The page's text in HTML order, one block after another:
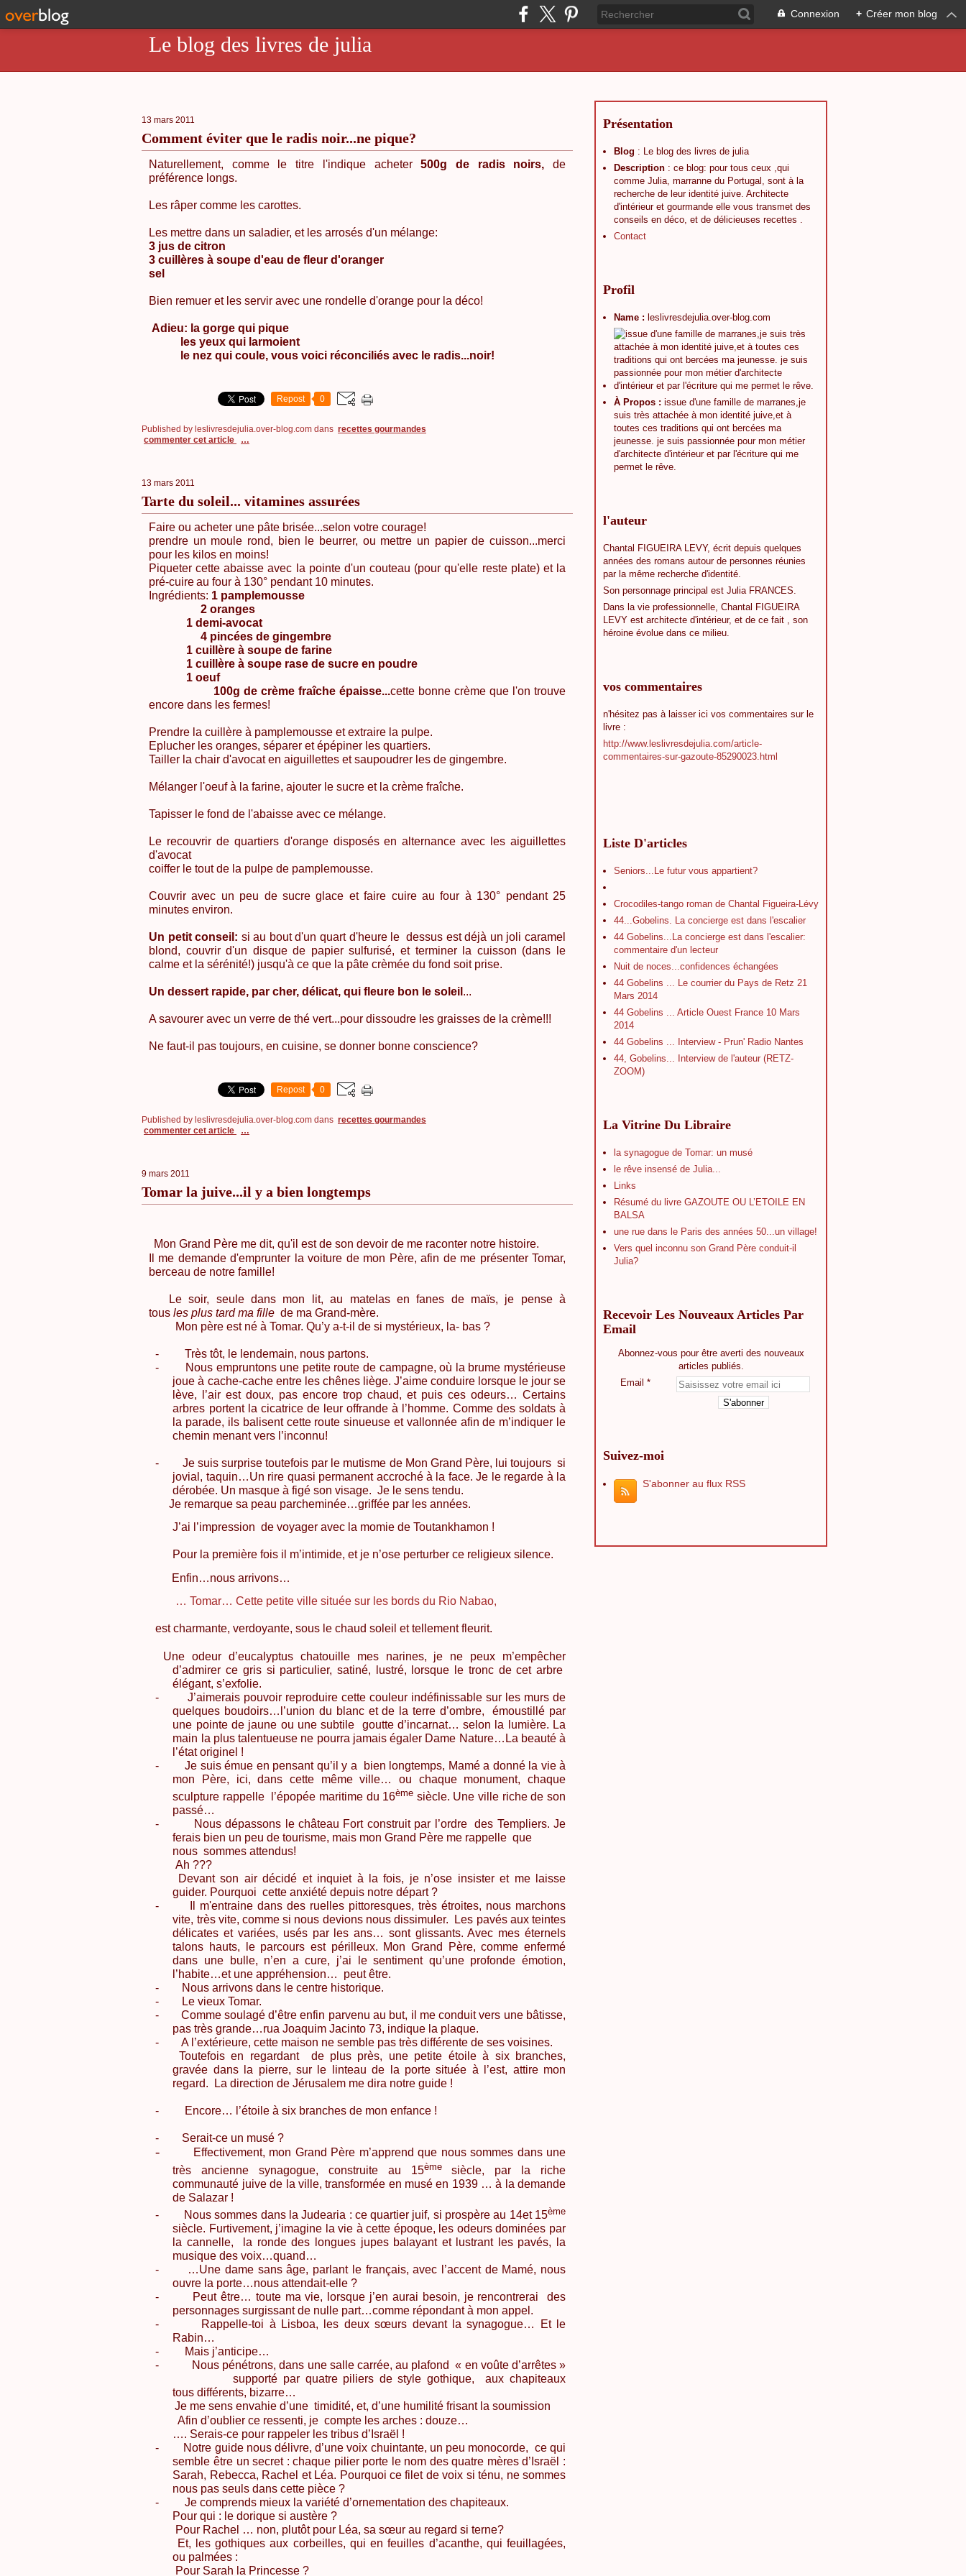
Connexion + Créer mon blog
Le blog des livres de julia
13 mars 2011
Comment éviter que le radis noir...ne pique?
Naturellement, comme le titre l'indique acheter500g de radis noirs, de
préférence longs.
Les râper comme les carottes.
Les mettre dans un saladier, et les arrosés d'un mélange:
3 jus de citron
3 cuillères à soupe d'eau de fleur d'oranger
sel
Bien remuer et les servir avec une rondelle d'orange pour la déco!
Adieu: la gorge qui pique
les yeux qui larmoient
le nez qui coule, vous voici réconciliés avec le radis...noir!
Repost 0
Published by leslivresdejulia.over-blog.com dans recettes gourmandes
commenter cet article
…
13 mars 2011
Tarte du soleil... vitamines assurées
Faire ou acheter une pâte brisée...selon votre courage!
prendre un moule rond, bien le beurrer, ou mettre un papier de cuisson...merci
pour les kilos en moins!
Piqueter cette abaisse avec la pointe d'un couteau (pour qu'elle reste plate) et la
pré-cuireau four à 130° pendant 10 minutes.
Ingrédients: 1 pamplemousse
2 oranges
1 demi-avocat
4 pincées de gingembre
1 cuillère à soupe de farine
1 cuillère à soupe rase de sucre en poudre
1 oeuf
100g de crème fraîche épaisse...cette bonne crème que l'on trouve
encore dans les fermes!
Prendre la cuillère à pamplemousse et extraire la pulpe.
Eplucher les oranges, séparer et épépiner les quartiers.
Tailler la chair d'avocat en aiguillettes et saupoudrer les de gingembre.
Mélanger l'oeuf à la farine, ajouter le sucre et la crème fraîche.
Tapisser le fond de l'abaisse avec ce mélange.
Le recouvrir de quartiers d'orange disposés en alternance avec les aiguillettes
d'avocat
coiffer le tout de la pulpe de pamplemousse.
Couvrir avec un peu de sucre glace et faire cuire au four à 130° pendant 25
minutes environ.
Un petit conseil: si au bout d'un quart d'heure le dessus est déjà un joli caramel
blond, couvrir d'un disque de papier sulfurisé, et terminer la cuisson (dans le
calme et la sérénité!) jusqu'à ce que la pâte crèmée du fond soit prise.
Un dessert rapide, par cher, délicat, qui fleure bon le soleil ...
A savourer avec un verre de thé vert...pour dissoudre les graisses de la crème!!!
Ne faut-il pas toujours, en cuisine, se donner bonne conscience?
Repost 0
Published by leslivresdejulia.over-blog.com dans recettes gourmandes
commenter cet article
…
9 mars 2011
Tomar la juive...il y a bien longtemps
Mon Grand Père me dit, qu'il est de son devoir de me raconter notre histoire.
Il me demande d'emprunter la voiture de mon Père, afin de me présenter Tomar,
berceau de notre famille!
Le soir, seule dans mon lit, au matelas en fanes de maïs, je pense à
tous les plus tard ma fille de ma Grand-mère.
Mon père est né àTomar. Qu’y a-t-il de si mystérieux, la- bas ?
-
Très tôt, le lendemain, nous partons.
-
Nous empruntons une petite route de campagne, où la brume mystérieuse
joue à cache-cache entre les chênes liège. J’aime conduire lorsque le jour se
lève, l’air est doux, pas encore trop chaud, et puis ces odeurs… Certains
arbres portent la cicatrice de leur offrande à l’homme. Comme des soldats à
la parade, ils balisent cette route sinueuse et vallonnée afin de m’indiquer le
chemin menant vers l’inconnu!
- Je suis surprise toutefois par le mutisme de Mon Grand Père, lui toujours si
jovial, taquin…Un rire quasi permanent accroché à la face. Je le regarde à la
dérobée. Un masque à figé son visage. Je le sens tendu.
Je remarque sa peau parcheminée…griffée par les années.
J’ai l’impression de voyager avec la momie de Toutankhamon !
Pour la première fois il m’intimide, et je n’ose perturber ce religieux silence.
Enfin…nous arrivons…
… Tomar… Cette petite ville située sur les bords du Rio Nabao,
est charmante, verdoyante, sous le chaud soleil et tellement fleurit.
Une odeur d’eucalyptus chatouille mes narines, je ne peux m’empêcher
d’admirer ce gris si particulier, satiné, lustré, lorsque le tronc de cet arbre
élégant, s’exfolie.
-
J’aimerais pouvoir reproduire cette couleur indéfinissable sur les murs de
quelques boudoirs…l’union du blanc et de la terre d’ombre,
émoustillé par
une pointe de jaune ou une subtile
goutte d’incarnat… selon la lumière. La
main la plus talentueuse ne pourra jamais égaler Dame Nature…La beauté à
l’état originel !
-
Je suis émue en pensant qu’il y a bien longtemps, Maméa donné la vie à
mon Père, ici, dans cette même ville… ou chaque monument, chaque
sculpture rappelle l’épopée maritime du 16ème siècle. Une ville riche de son
passé…
-
Nous dépassons le château Fort construit par l’ordre
des Templiers. Je
ferais bien un peu de tourisme, mais mon Grand Père me rappelle que
nous sommes attendus!
Ah ???
Devant son air décidé et inquiet à la fois, je n’ose insister et me laisse
guider. Pourquoi cette anxiété depuis notre départ ?
-
m'entrainedans des ruelles pittoresques, très étroites, nous marchons
vite, très vite, comme si nous devions nous dissimuler.
Les pavés aux teintes
délicates et variées, usés par les ans… sont glissants. Avec mes éternels
talons hauts, le parcours est périlleux. Mon Grand Père, comme enfermé
dans une bulle, n’en a cure, j’ai le sentiment qu’une profonde émotion,
l’habite…et une appréhension…
peut être.
-
Nous arrivons dans le centre historique.
-
Le vieuxTomar.
- Comme soulagé d’être enfin parvenu au but, il me conduit vers une bâtisse,
pas très grande…ruaJoaquim Jacinto 73, indique la plaque.
-
A l’extérieure, cette maison ne semble pas très différente de ses voisines.
Toutefois en regardant
de plus près, une petite étoile à six branches,
gravée dans la pierre, sur le linteau de la porte située à l’est, attire mon
regard.
La direction deJérusalem me dira notre guide !
- Encore… l’étoile à six branches de mon enfance !
- Serait-ce un musé ?
-
Effectivement, mon Grand Père m’apprend que nous sommes dans une
très ancienne synagogue, construite au 15èmesiècle, par la riche
communauté juive de la ville, transformée en musé en 1939 … à la demande
de Salazar !
-
Nous sommes dans la Judearia : ce quartier juif, si prospère au 14et 15ème
siècle. Furtivement, j’imagine la vie à cette époque, les odeurs dominées par
la cannelle,
la ronde des longues jupes balayant et lustrant les pavés, la
musique des voix…quand…
- …Une dame sans âge, parlant le français, avec l’accent de Mamé, nous
ouvre la porte…nous attendait-elle ?
-
Peut être… toute ma vie, lorsque j’en aurai besoin, je rencontrerai
des
personnages surgissant de nulle part…comme répondant à mon appel.
-
Rappelle-toi à Lisboa, les deux sœurs devant la synagogue… Et le
Rabin…
-
Mais j’anticipe…
-
Nous pénétrons, dans une salle carrée, au plafond
« en voûte d’arrêtes »
supporté par quatre piliers de style gothique,
aux chapiteaux
tous différents, bizarre…
Je me sens envahie d’une timidité, et, d’une humilité frisant la soumission
Afin d’oublier ce ressenti, je compte les arches : douze…
…. Serais-ce pour rappeler les tribus d’Israël !
-
Notre guide nous délivre, d’une voix chuintante, un peu monocorde, ce qui
semble être un secret : chaque pilier porte le nom des quatre mèresd’Israël :
Sarah, Rebecca, Rachel et Léa. Pourquoi ce filet de voix si ténu, ne sommes
nous pas seuls dans cette pièce ?
-
Je comprends mieux la variété d’ornementation des chapiteaux.
Pour qui : le dorique si austère ?
Pour Rachel … non, plutôt pour Léa, sa sœur au regard si terne?
Et, les gothiques aux corbeilles, qui en feuilles d’acanthe, qui feuillagées,
ou palmées :
Pour Sarah la Princesse ?
Présentation
Blog : Le blog des livres de julia
Description : ce blog: pour tous ceux ,qui
comme Julia, marranne du Portugal, sont à la
recherche de leur identité juive. Architecte
d'intérieur et gourmande elle vous transmet des
conseils en déco, et de délicieuses recettes .
Contact
Profil
Name : leslivresdejulia.over-blog.com
À Propos : issue d'une famille de marranes,je
suis très attachée à mon identité juive,et à
toutes ces traditions qui ont bercées ma
jeunesse. je suis passionnée pour mon métier
d'architecte d'intérieur et par l'écriture qui me
permet le rêve.
l'auteur
Chantal FIGUEIRA LEVY, écrit depuis quelques
années des romans autour de personnes réunies
par la même recherche d'identité.
Son personnage principal est Julia FRANCES.
Dans la vie professionnelle, Chantal FIGUEIRA
LEVY est architecte d'intérieur, et de ce fait , son
héroine évolue dans ce milieu.
vos commentaires
n'hésitez pas à laisser ici vos commentaires sur le
livre :
http://www.leslivresdejulia.com/article-
commentaires-sur-gazoute-85290023.html
Liste D'articles
Seniors...Le futur vous appartient?
Crocodiles-tango roman de Chantal Figueira-Lévy
44...Gobelins. La concierge est dans l'escalier
44 Gobelins...La concierge est dans l'escalier:
commentaire d'un lecteur
Nuit de noces...confidences échangées
44 Gobelins ... Le courrier du Pays de Retz 21
Mars 2014
44 Gobelins ... Article Ouest France 10 Mars
2014
44 Gobelins ... Interview - Prun' Radio Nantes
44, Gobelins... Interview de l'auteur (RETZ-
ZOOM)
La Vitrine Du Libraire
la synagogue de Tomar: un musé
le rêve insensé de Julia...
Links
Résumé du livre GAZOUTE OU L’ETOILE EN
BALSA
une rue dans le Paris des années 50...un village!
Vers quel inconnu son Grand Père conduit-il
Julia?
Recevoir Les Nouveaux Articles Par
Email
Abonnez-vous pour être averti des nouveaux
articles publiés.
Email
Suivez-moi
S'abonner au flux RSS